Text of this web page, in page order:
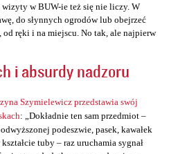
w BUW-ie też się nie liczy. W
do słynnych ogrodów lub obejrzeć
ręki i na miejscu. No tak, ale najpierw
i absurdy nadzoru
Szymielewicz przedstawia swój
: „Dokładnie ten sam przedmiot –
podeszwie, pasek, kawałek
tuby – raz uruchamia sygnał